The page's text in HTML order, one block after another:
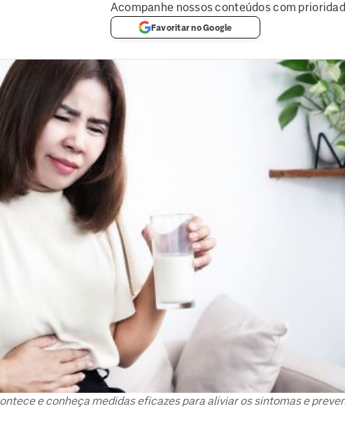
Acompanhe nossos conteúdos com
Favoritar no Google
e conheça medidas eficazes para aliviar os sintomas e